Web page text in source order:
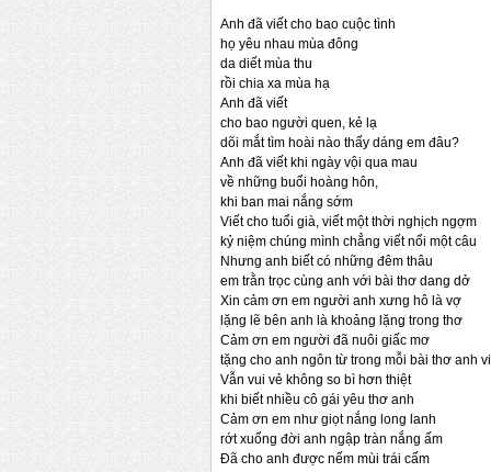
Anh đã viết cho bao cuộc tình
họ yêu nhau mùa đông
da diết mùa thu
rồi chia xa mùa hạ
Anh đã viết
cho bao người quen, kẻ lạ
dõi mắt tìm hoài nào thấy dáng em đâu?
Anh đã viết khi ngày vội qua mau
về những buổi hoàng hôn,
khi ban mai nắng sớm
Viết cho tuổi già, viết một thời nghịch ngợm
kỷ niệm chúng mình chẳng viết nổi một câu
Nhưng anh biết có những đêm thâu
em trằn trọc cùng anh với bài thơ dang dở
Xin cảm ơn em người anh xưng hô là vợ
lặng lẽ bên anh là khoảng lặng trong thơ
Cảm ơn em người đã nuôi giấc mơ
tặng cho anh ngôn từ trong mỗi bài thơ anh
Vẫn vui vẻ không so bì hơn thiệt
khi biết nhiều cô gái yêu thơ anh
Cảm ơn em như giọt nắng long lanh
rớt xuống đời anh ngập tràn nắng ấm
Đã cho anh được nếm mùi trái cấm